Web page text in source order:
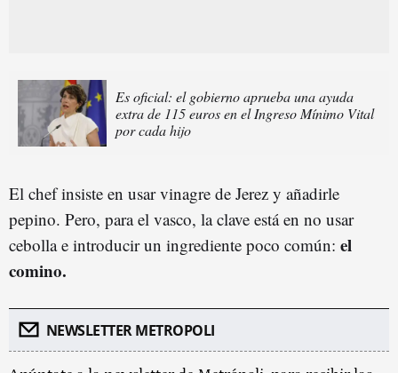
Es oficial: el gobierno aprueba una ayuda
extra de 115 euros en el Ingreso Mínimo Vital
por cada hijo
El chef insiste en usar vinagre de Jerez y añadirle
pepino. Pero, para el vasco, la clave está en no usar
cebolla e introducir un ingrediente poco común: el
comino.
NEWSLETTER METROPOLI